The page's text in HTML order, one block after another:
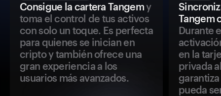
Consigue la cartera Tangemy
toma el control de tus activos
con solo un toque. Es perfecta
para quienes se inician en
cripto y también ofrece una
gran experiencia a los
usuarios más avanzados.
Tangem
Durante
en la
privada
pueda